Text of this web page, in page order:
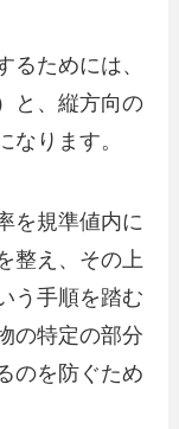
るためには、
と、縦方向の
なります。
を規準値内に
整え、その上
う手順を踏む
の特定の部分
のを防ぐため